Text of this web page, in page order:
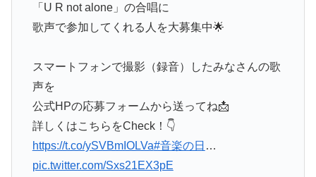
「U R not alone」の合唱に
歌声で参加してくれる人を大募集中🌟
スマートフォンで撮影（録音）したみなさんの歌
声を
公式HPの応募フォームから送ってね📩
詳しくはこちらをCheck！👇
https://t.co/ySVBmIOLVa#音楽の日 …
pic.twitter.com/Sxs21EX3pE